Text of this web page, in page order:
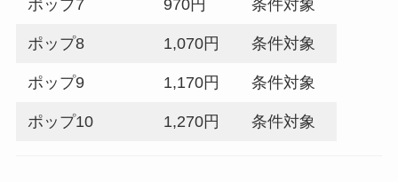
ポップ7 970円 条件対象
ポップ8 1,070円 条件対象
ポップ9 1,170円 条件対象
ポップ10 1,270円 条件対象